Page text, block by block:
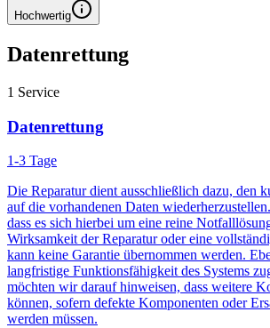
Hochwertig
Datenrettung
1 Service
Datenrettung
1-3 Tage
Die Reparatur dient ausschließlich dazu, den
auf die vorhandenen Daten
dass es sich hierbei um eine reine
Wirksamkeit der Reparatur oder eine
kann keine Garantie übernommen werden.
langfristige Funktionsfähigkeit des Systems
möchten wir darauf hinweisen, dass weitere
können, sofern defekte Komponenten oder
werden müssen.